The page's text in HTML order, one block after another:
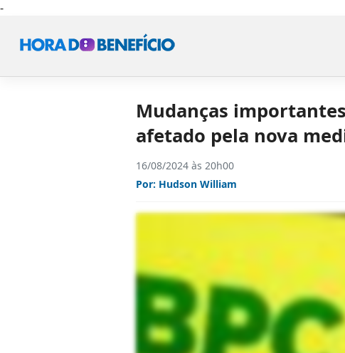
-
Mudanças
afetado pela nova
16/08/2024 às 20h00
Por: Hudson William